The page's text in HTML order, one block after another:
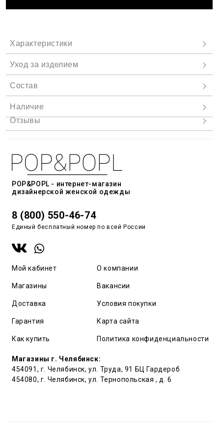
POP&POPL - интернет-магазин
дизайнерской женской одежды
8 (800) 550-46-74
Единый бесплатный номер по всей России
Мой кабинет
Магазины
Доставка
Гарантия
Как купить
О компании
Вакансии
Условия покупки
Карта сайта
Политика конфиденциальности
Магазины г. Челябинск:
454091, г. Челябинск, ул. Труда, 91 БЦ Гардероб
454080, г. Челябинск, ул. Тернопольская , д. 6